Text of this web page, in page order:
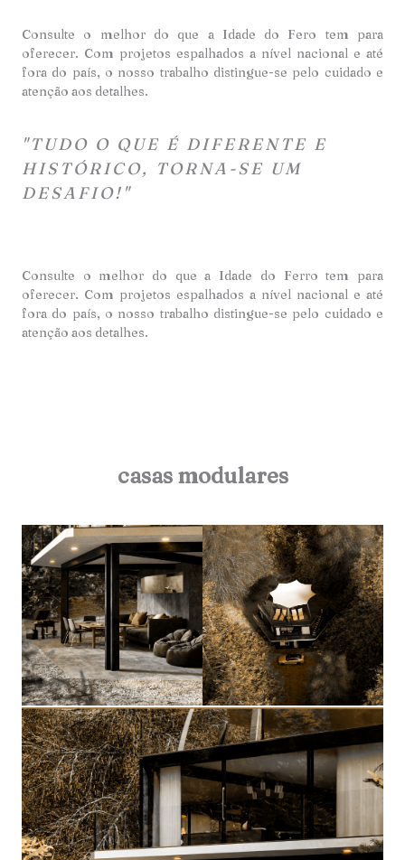
Consulte o melhor do que a Idade do Ferro tem para
oferecer. Com projetos espalhados a nível nacional e até
fora do país, o nosso trabalho distingue-se pelo cuidado e
atenção aos detalhes.
Consulte o melhor do que a Idade do Fero tem para
oferecer. Com projetos espalhados a nível nacional e até
fora do país, o nosso trabalho distingue-se pelo cuidado e
atenção aos detalhes.
"TUDO O QUE É DIFERENTE E
HISTÓRICO, TORNA-SE UM
DESAFIO!"
casas modulares